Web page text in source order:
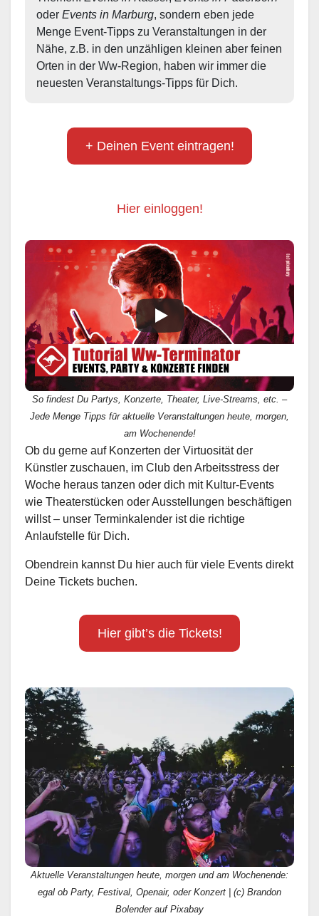
oder Events in Marburg, sondern eben jede
Menge Event-Tipps zu Veranstaltungen in der
Nähe, z.B. in den unzähligen kleinen aber feinen
Orten in der Ww-Region, haben wir immer die
neuesten Veranstaltungs-Tipps für Dich.
+ Deinen Event eintragen!
Hier einloggen!
So findest Du Partys, Konzerte, Theater, Live-Streams, etc. –
Jede Menge Tipps für aktuelle Veranstaltungen heute, morgen,
am Wochenende!
Ob du gerne auf Konzerten der Virtuosität der
Künstler zuschauen, im Club den Arbeitsstress der
Woche heraus tanzen oder dich mit Kultur-Events
wie Theaterstücken oder Ausstellungen beschäftigen
willst – unser Terminkalender ist die richtige
Anlaufstelle für Dich.
Obendrein kannst Du hier auch für viele Events direkt
Deine Tickets buchen.
Hier gibt’s die Tickets!
Aktuelle Veranstaltungen heute, morgen und am Wochenende:
egal ob Party, Festival, Openair, oder Konzert | (c) Brandon
Bolender auf Pixabay